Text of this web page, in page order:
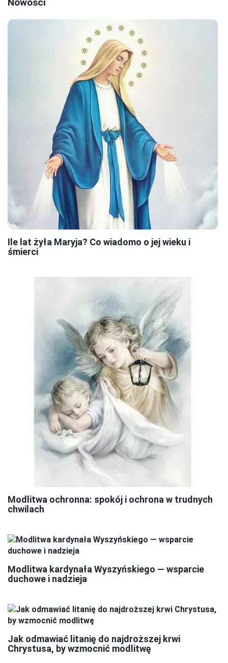
Ile lat żyła Maryja? Co wiadomo o jej wieku i
śmierci
Modlitwa ochronna: spokój i ochrona w trudnych
chwilach
Modlitwa kardynała Wyszyńskiego — wsparcie
duchowe i nadzieja
Jak odmawiać litanię do najdroższej krwi
Chrystusa, by wzmocnić modlitwę